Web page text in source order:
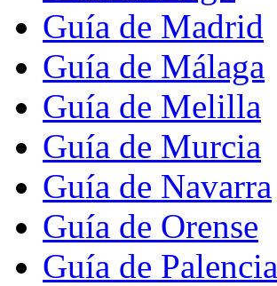
Guía de Madrid
Guía de Málaga
Guía de Melilla
Guía de Murcia
Guía de Navarra
Guía de Orense
Guía de Palencia